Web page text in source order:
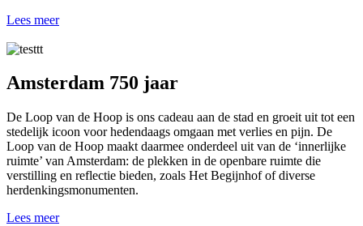
Lees meer
Amsterdam 750 jaar
De Loop van de Hoop is ons cadeau aan de stad en groeit uit tot een
stedelijk icoon voor hedendaags omgaan met verlies en pijn. De
Loop van de Hoop maakt daarmee onderdeel uit van de ‘innerlijke
ruimte’ van Amsterdam: de plekken in de openbare ruimte die
verstilling en reflectie bieden, zoals Het Begijnhof of diverse
herdenkingsmonumenten.
Lees meer